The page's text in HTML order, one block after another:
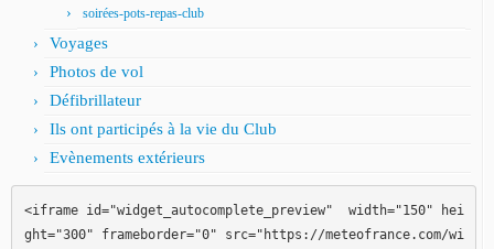
soirées-pots-repas-club
Voyages
Photos de vol
Défibrillateur
Ils ont participés à la vie du Club
Evènements extérieurs
<iframe id="widget_autocomplete_preview"  width="150" hei
ght="300" frameborder="0" src="https://meteofrance.com/wi